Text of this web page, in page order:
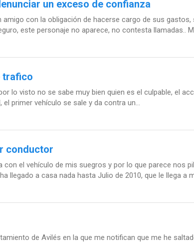
un exceso de confianza
con la obligación de hacerse cargo de sus
este personaje no aparece, no contesta llamadas..
trafico
lo visto no se sabe muy bien quien es el culpable, el
el primer vehículo se sale y da contra un...
conductor
con el vehículo de mis suegros y por lo que parece nos
llegado a casa nada hasta Julio de 2010, que le llega a
de Avilés en la que me notifican que me he